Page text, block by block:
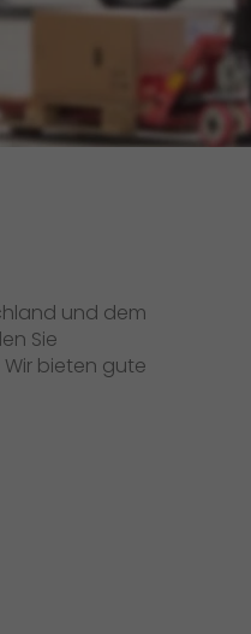
als Mitarbeiter
als Sortierkraft
und dem
Sie
bieten gute